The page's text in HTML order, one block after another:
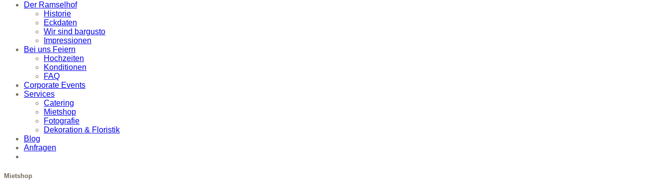
Der Ramselhof
Historie
Eckdaten
Wir sind bargusto
Impressionen
Bei uns Feiern
Hochzeiten
Konditionen
FAQ
Corporate Events
Services
Catering
Mietshop
Fotografie
Dekoration & Floristik
Blog
Anfragen
Mietshop